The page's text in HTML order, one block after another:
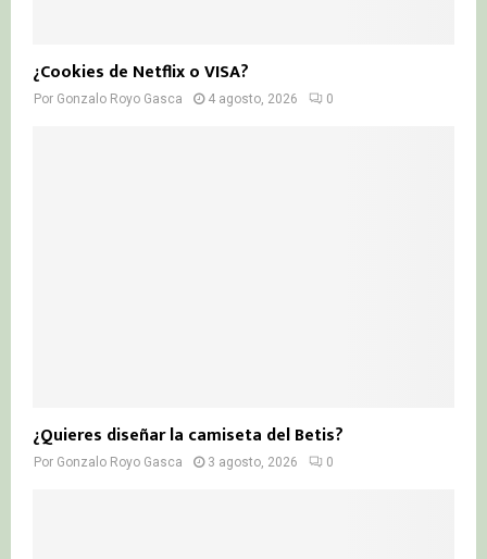
¿Cookies de Netflix o VISA?
Por Gonzalo Royo Gasca 4 agosto, 2026 0
¿Quieres diseñar la camiseta del Betis?
Por Gonzalo Royo Gasca 3 agosto, 2026 0